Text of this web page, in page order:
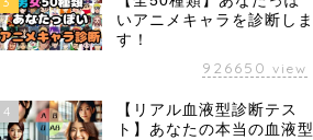
いアニメキャラを診断しま
す！
926650 view
4
【リアル血液型診断テス
ト】あなたの本当の血液型